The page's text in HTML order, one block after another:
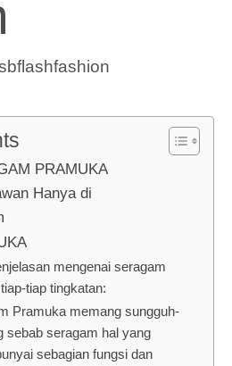
PRAMUKA
Hanya di
mengenai seragam
tiap tingkatan:
Pramuka memang sungguh-
sebab seragam hal yang
sebagian fungsi dan